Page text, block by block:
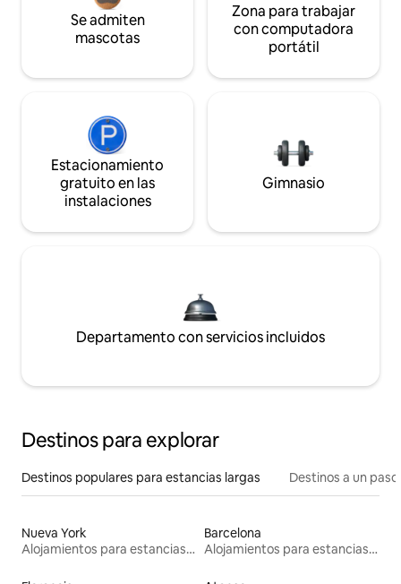
Se admiten
mascotas
Zona para trabajar
con computadora
portátil
Estacionamiento
gratuito en las
instalaciones
Gimnasio
Departamento con servicios incluidos
Destinos para explorar
Destinos populares para estancias largas Destinos a un
Nueva York
Alojamientos para estancias largas
Barcelona
Alojamientos para estancias largas